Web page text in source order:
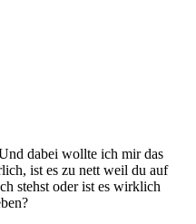
dabei wollte ich mir das
ist es zu nett weil du auf
stehst oder ist es wirklich